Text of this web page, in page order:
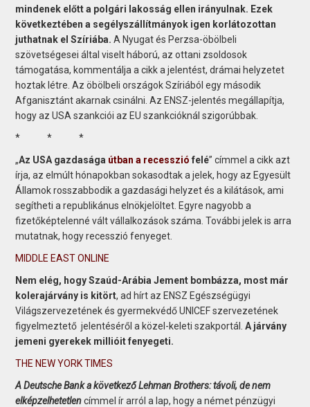
mindenek előtt a polgári lakosság ellen irányulnak. Ezek
következtében a segélyszállítmányok igen korlátozottan
juthatnak el Szíriába.A Nyugat és Perzsa-öbölbeli
szövetségesei által viselt háború, az ottani zsoldosok
támogatása, kommentálja a cikk a jelentést, drámai helyzetet
hoztak létre. Az öbölbeli országok Szíriából egy második
Afganisztánt akarnak csinálni. Az ENSZ-jelentés megállapítja,
hogy az USA szankciói az EU szankcióknál szigorúbbak.
* * *
„Az USA gazdasága útban a recesszió felé” címmel a cikk azt
írja, az elmúlt hónapokban sokasodtak a jelek, hogy az Egyesült
Államok rosszabbodik a gazdasági helyzet és a kilátások, ami
segítheti a republikánus elnökjelöltet. Egyre nagyobb a
fizetőképtelenné vált vállalkozások száma. További jelek is arra
mutatnak, hogy recesszió fenyeget.
MIDDLE EAST ONLINE
Nem elég, hogy Szaúd-Arábia Jement bombázza, most már
kolerajárvány is kitört, ad hírt az ENSZ Egészségügyi
Világszervezetének és gyermekvédő UNICEF szervezetének
figyelmeztető jelentéséről a közel-keleti szakportál.A járvány
jemeni gyerekek millióit fenyegeti.
THE NEW YORK TIMES
A Deutsche Bank a következő Lehman Brothers: távoli, de nem
elképzelhetetlencímmel ír arról a lap, hogy a német pénzügyi